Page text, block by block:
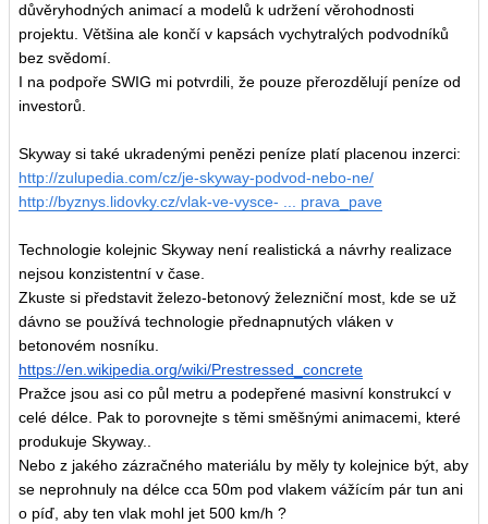
důvěryhodných animací a modelů k udržení věrohodnosti
projektu. Většina ale končí v kapsách vychytralých podvodníků
bez svědomí.
I na podpoře SWIG mi potvrdili, že pouze přerozdělují peníze od
investorů.
Skyway si také ukradenými penězi peníze platí placenou inzerci:
http://zulupedia.com/cz/je-skyway-podvod-nebo-ne/
http://byznys.lidovky.cz/vlak-ve-vysce- ... prava_pave
Technologie kolejnic Skyway není realistická a návrhy realizace
nejsou konzistentní v čase.
Zkuste si představit železo-betonový železniční most, kde se už
dávno se používá technologie přednapnutých vláken v
betonovém nosníku.
https://en.wikipedia.org/wiki/Prestressed_concrete
Pražce jsou asi co půl metru a podepřené masivní konstrukcí v
celé délce. Pak to porovnejte s těmi směšnými animacemi, které
produkuje Skyway..
Nebo z jakého zázračného materiálu by měly ty kolejnice být, aby
se neprohnuly na délce cca 50m pod vlakem vážícím pár tun ani
o píď, aby ten vlak mohl jet 500 km/h ?